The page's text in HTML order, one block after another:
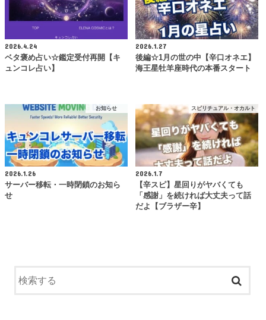
2026.4.24
ベタ褒め占い☆鑑定受付再開【キ
ュンコレ占い】
2026.1.27
後編☆1月の世の中【辛口オネエ】
海王星牡羊座時代の本番スタート
お知らせ
2026.1.26
サーバー移転・一時閉鎖のお知ら
せ
スピリチュアル・オカルト
2026.1.7
【辛スピ】星回りがヤバくても
「感謝」を続ければ大丈夫って話
だよ【ブラザー辛】